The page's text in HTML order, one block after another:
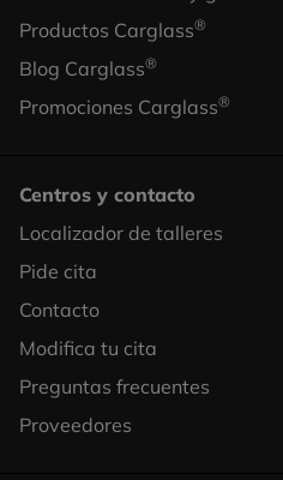
Productos Carglass®
Blog Carglass®
Promociones Carglass®
Centros y contacto
Footer
Column
Localizador de talleres
Pide cita
Contacto
Modifica tu cita
Preguntas frecuentes
Proveedores